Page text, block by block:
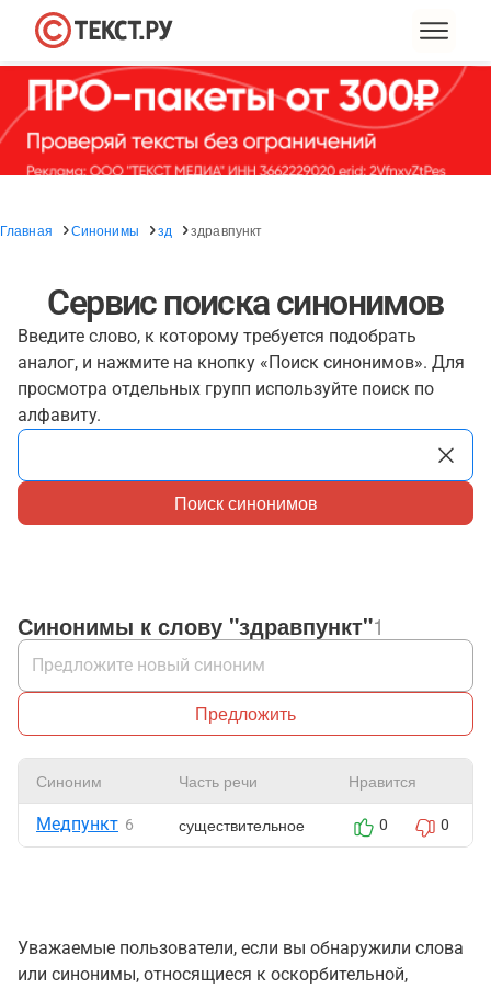
Главная Синонимы зд здравпункт
Сервис поиска синонимов
Введите слово, к которому требуется подобрать
аналог, и нажмите на кнопку «Поиск синонимов». Для
просмотра отдельных групп используйте поиск по
алфавиту.
Поиск синонимов
Синонимы к слову "здравпункт"1
Предложить
Синоним Часть речи Нравится
Медпункт 6 существительное 0 0
Уважаемые пользователи, если вы обнаружили слова
или синонимы, относящиеся к оскорбительной,